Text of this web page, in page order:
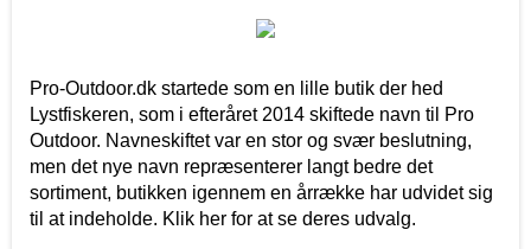
Pro-Outdoor.dk startede som en lille butik der hed
Lystfiskeren, som i efteråret 2014 skiftede navn til Pro
Outdoor. Navneskiftet var en stor og svær beslutning,
men det nye navn repræsenterer langt bedre det
sortiment, butikken igennem en årrække har udvidet sig
til at indeholde. Klik her for at se deres udvalg.